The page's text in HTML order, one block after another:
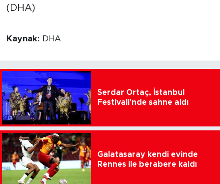
(DHA)
Kaynak: DHA
Serdar Ortaç, İstanbul
Festivali'nde sahne aldı
Galatasaray kendi evinde
Rennes ile berabere kaldı